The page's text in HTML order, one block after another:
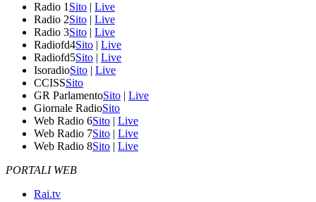
Radio 1 Sito | Live
Radio 2Sito | Live
Radio 3Sito | Live
Radiofd4Sito | Live
Radiofd5Sito | Live
IsoradioSito | Live
CCISSSito
GR ParlamentoSito | Live
Giornale RadioSito
Web Radio 6Sito | Live
Web Radio 7Sito | Live
Web Radio 8Sito | Live
PORTALI WEB
Rai.tv